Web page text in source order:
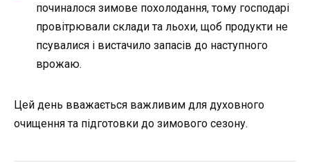
починалося зимове похолодання, тому господарі
провітрювали склади та льохи, щоб продукти не
псувалися і вистачило запасів до наступного
врожаю.
Цей день вважається важливим для духовного
очищення та підготовки до зимового сезону.